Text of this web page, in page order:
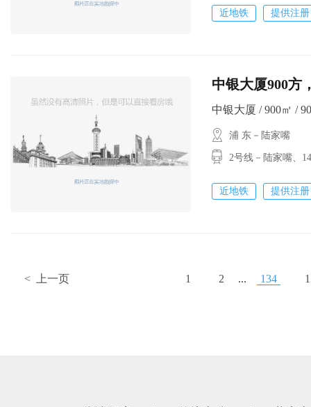
近地铁 提供注册
中银大厦900方
中银大厦 / 900㎡ /
浦 东－陆家嘴
2号线－陆家嘴
近地铁 提供注册
1 2 ... 134
< 上一页